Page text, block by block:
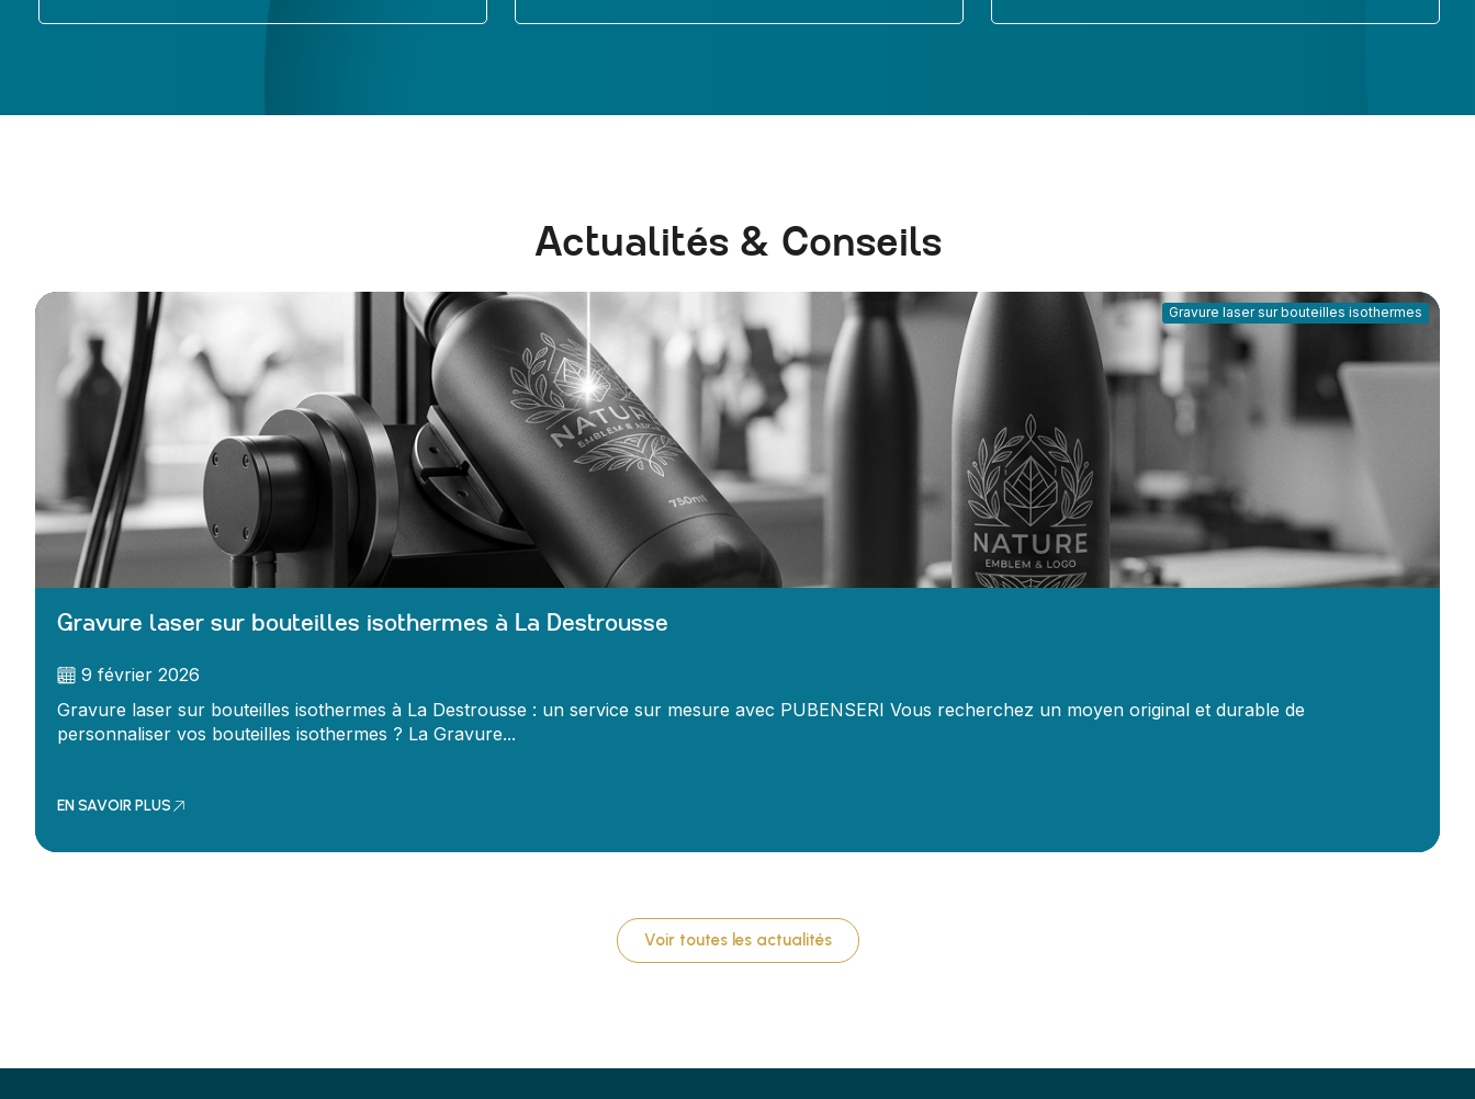
Actualités & Conseils
Gravure laser sur bouteilles isothermes
Gravure laser sur bouteilles isothermes à La Destrousse
9 février 2026
Gravure laser sur bouteilles isothermes à La Destrousse : un service sur mesure avec PUBENSERI Vous recherchez un moyen original et durable de
personnaliser vos bouteilles isothermes ? La Gravure...
EN SAVOIR PLUS
Voir toutes les actualités